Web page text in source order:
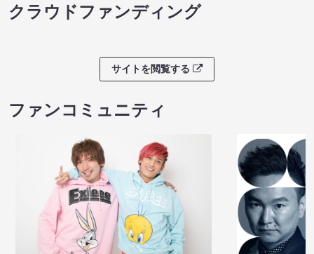
クラウドファンディング
サイトを閲覧する
ファンコミュニティ